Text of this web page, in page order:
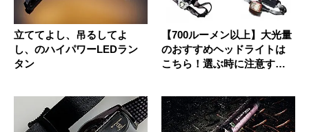
立ててよし、吊るしてよ
し、のハイパワーLEDラン
タン
【700ルーメン以上】大光量
のおすすめヘッドライトは
こちら！選ぶ時に注意する